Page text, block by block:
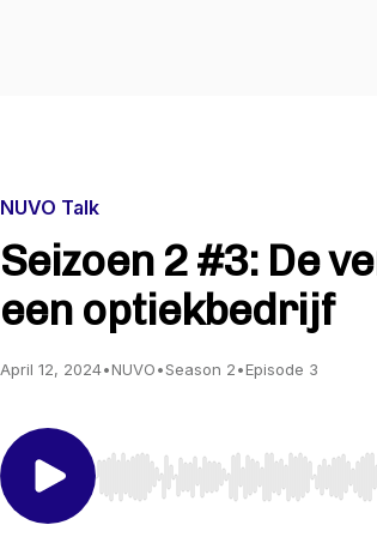
NUVO Talk
Seizoen 2 #3: De
een optiekbedrijf
April 12, 2024•NUVO•Season 2•Episode 3
Use Left/Right to seek, Home/